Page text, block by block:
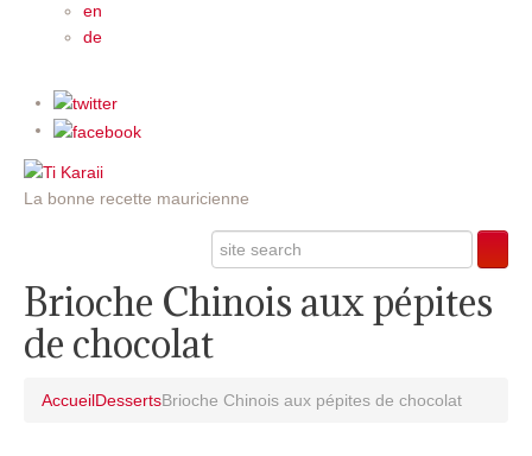
en
de
La bonne recette mauricienne
Brioche Chinois aux pépites
de chocolat
AccueilDessertsBrioche Chinois aux pépites de chocolat